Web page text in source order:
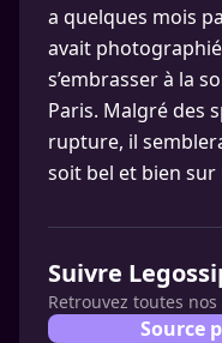
a quelques mois
avait
s’embrasser à la
Paris. Malgré des
rupture, il
soit bel et bien sur
Suivre
Retrouvez toutes
Source